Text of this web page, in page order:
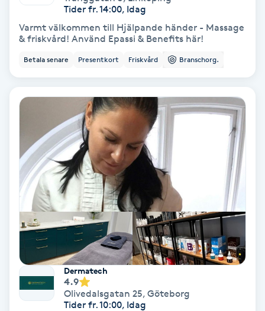
Regndroppsmassage
Reiki
Reiki massage
Restorative Yoga
Rosacea
Rosenmetoden
Ryggmassage
Samtalsterapi
Tider fr. 14:00, Idag
Varmt välkommen till Hjälpande händer - Massage
& friskvård! Använd Epassi & Benefits här!
Betala senare Presentkort Friskvård Branschorg.
Dermatech
4.9
Olivedalsgatan 25, Göteborg
Tider fr. 10:00, Idag